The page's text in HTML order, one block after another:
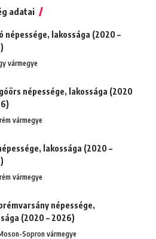
adatai
népessége, lakossága (2020 –
vármegye
népessége, lakossága (2020
vármegye
lakossága (2020 –
vármegye
népessége,
(2020 – 2026)
Sopron vármegye